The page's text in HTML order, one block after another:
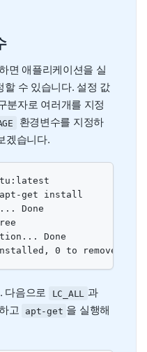
면 애플리케이션을 실
할 수 있습니다. 설정 값
분자로 여러개를 지정
환경변수를 지정하
겠습니다.
apt-get install
Done
Done
0 to remove and
다음으로 LC_ALL 과
고 apt-get 을 실행해